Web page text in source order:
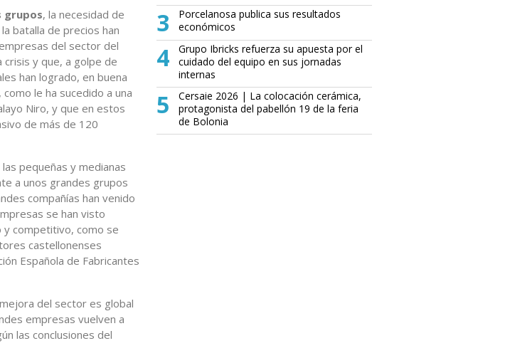
grupos, la necesidad de
batalla de precios han
del sector del
crisis y que, a golpe de
han logrado, en buena
le ha sucedido a una
Niro, y que en estos
de más de 120
pequeñas y medianas
a unos grandes grupos
compañías han venido
se han visto
y competitivo, como se
castellonenses
Española de Fabricantes
del sector es global
empresas vuelven a
las conclusiones del
3
Porcelanosa publica sus resultados
económicos
4
Grupo Ibricks refuerza su apuesta por el
cuidado del equipo en sus jornadas
internas
5
Cersaie 2026 | La colocación cerámica,
protagonista del pabellón 19 de la feria
de Bolonia